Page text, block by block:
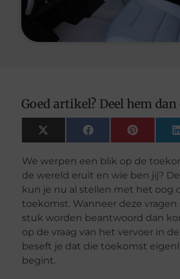
Goed artikel? Deel hem dan
X
(Twitter)
FacebookPinterest
We werpen een blik op de
de wereld eruit en wie ben jij?
kun je nu al stellen met het oog
toekomst. Wanneer deze
stuk worden beantwoord dan
op de vraag van het vervoer in
beseft je dat die toekomst
begint.